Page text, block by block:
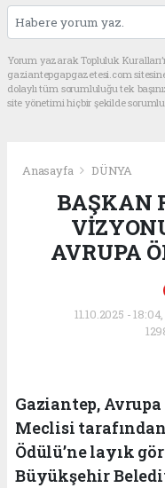
Yorum yazarak Topluluk
gaziantepgapgazetesi.com
dolaylı tüm sorumluluğu tek
site yönetimi hiçbir şekilde
Anasayfa DÜNYA
BAŞKAN
AVRUPA
11.10.2025 -
Gaziantep,
Meclisi
Ödülü’ne layık
Büyükşehir